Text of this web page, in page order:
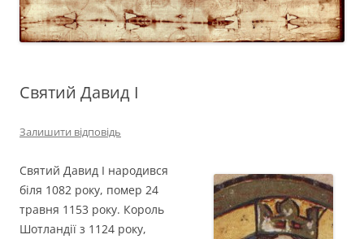
Святий Давид І
Залишити відповідь
Святий Давид І народився
біля 1082 року, помер 24
травня 1153 року. Король
Шотландії з 1124 року,